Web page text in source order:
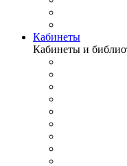
Кабинеты
Кабинеты и